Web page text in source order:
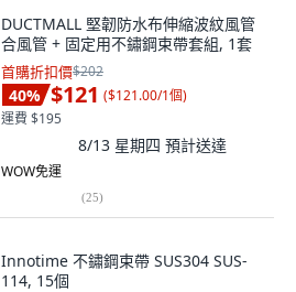
DUCTMALL 堅韌防水布伸縮波紋風管
合風管 + 固定用不鏽鋼束帶套組, 1套
首購折扣價$202
40% $121 ($121.00/1個)
運費 $195
8/13 星期四 預計送達
WOW免運
(25)
Innotime 不鏽鋼束帶 SUS304 SUS-
114, 15個